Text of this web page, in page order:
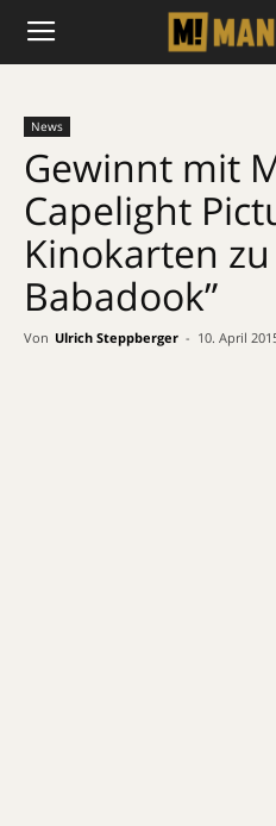
News
Gewinnt mit
Capelight
Kinokarten zu
Babadook”
Von Ulrich Steppberger - 10. April